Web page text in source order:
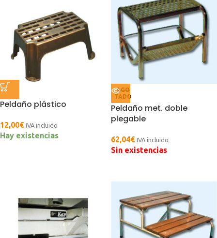
Peldaño plástico
12,00€ IVA incluido
Hay existencias
AGO
TADO
Peldaño met. doble
plegable
62,04€ IVA incluido
Sin existencias